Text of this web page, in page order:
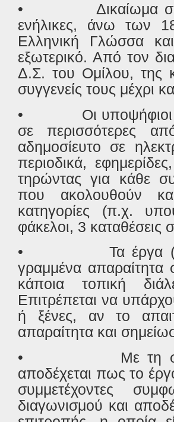
•
Δικαίωμα
ενήλικες, άνω των
Ελληνική Γλώσσα
εξωτερικό. Από τον
Δ.Σ. του Ομίλου, της
συγγενείς τους μέχρι
•
Οι
σε περισσότερες
αδημοσίευτο σε
περιοδικά,
τηρώντας για κάθε
που ακολουθούν
κατηγορίες (π.χ.
φάκελοι, 3 καταθέσεις
•
Τα έργα
γραμμένα απαραίτητα
κάποια τοπική
Επιτρέπεται να
ή ξένες, αν το
απαραίτητα και
•
Με τη
αποδέχεται πως το
συμμετέχοντες
διαγωνισμού και